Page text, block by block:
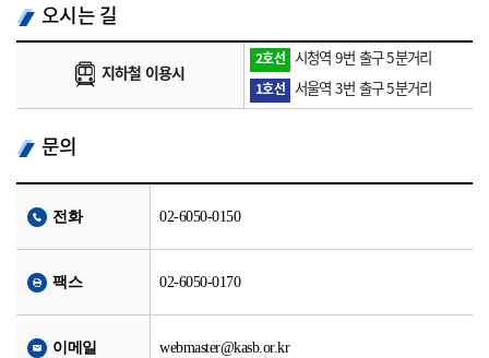
오시는 길
지하철 이용시
2호선 시청역 9번 출구 5분거리
1호선 서울역 3번 출구 5분거리
문의
전화 02-6050-0150
팩스 02-6050-0170
이메일 webmaster@kasb.or.kr